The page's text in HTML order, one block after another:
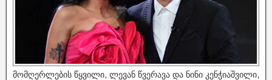
მომღერლების წყვილი, ლევან წვერავა და ნინი კენჭიაშვილი,